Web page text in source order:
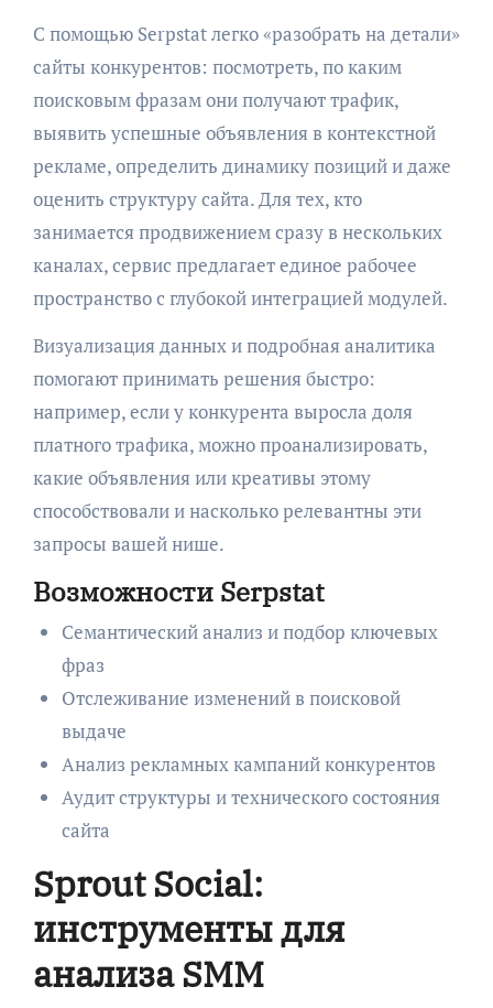
С помощью Serpstat легко «разобрать на детали»
сайты конкурентов: посмотреть, по каким
поисковым фразам они получают трафик,
выявить успешные объявления в контекстной
рекламе, определить динамику позиций и даже
оценить структуру сайта. Для тех, кто
занимается продвижением сразу в нескольких
каналах, сервис предлагает единое рабочее
пространство с глубокой интеграцией модулей.
Визуализация данных и подробная аналитика
помогают принимать решения быстро:
например, если у конкурента выросла доля
платного трафика, можно проанализировать,
какие объявления или креативы этому
способствовали и насколько релевантны эти
запросы вашей нише.
Возможности Serpstat
Семантический анализ и подбор ключевых
фраз
Отслеживание изменений в поисковой
выдаче
Анализ рекламных кампаний конкурентов
Аудит структуры и технического состояния
сайта
Sprout Social:
инструменты для
анализа SMM